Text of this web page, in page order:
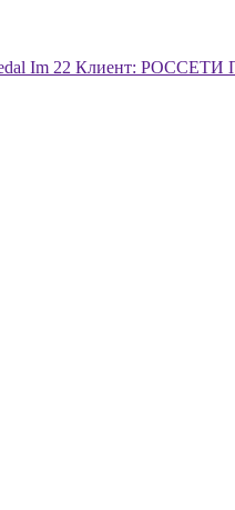
Im 22 Клиент: РОССЕТИ